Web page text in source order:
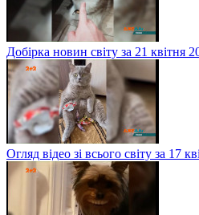
Добірка новин світу за 21 квітня
Огляд відео зі всього світу за 17